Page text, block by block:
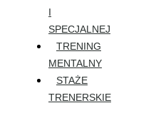
I
SPECJALNEJ
TRENING
MENTALNY
STAŻE
TRENERSKIE